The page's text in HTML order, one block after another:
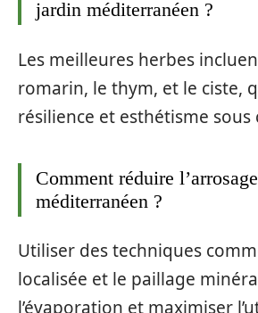
jardin méditerranéen ?
Les meilleures herbes
romarin, le thym, et le ciste,
résilience et esthétisme sous
Comment réduire
méditerranéen ?
Utiliser des techniques
localisée et le paillage
l’évaporation et maximiser